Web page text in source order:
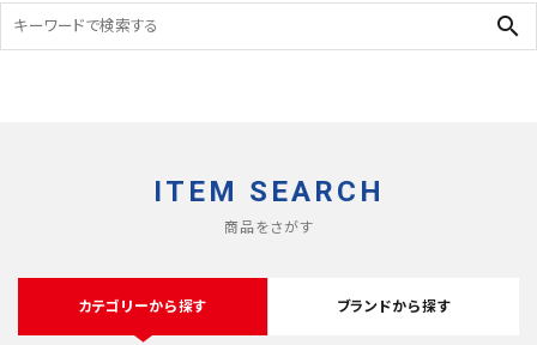
search
ITEM SEARCH
商品をさがす
カテゴリーから探す ブランドから探す